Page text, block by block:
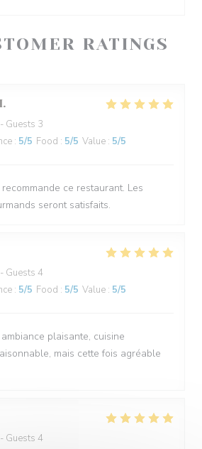
RATINGS
Guests 3
: 5/5 Food : 5/5 Value : 5/5
ce restaurant. Les
seront satisfaits.
Guests 4
: 5/5 Food : 5/5 Value : 5/5
plaisante, cuisine
mais cette fois agréable
Guests 4